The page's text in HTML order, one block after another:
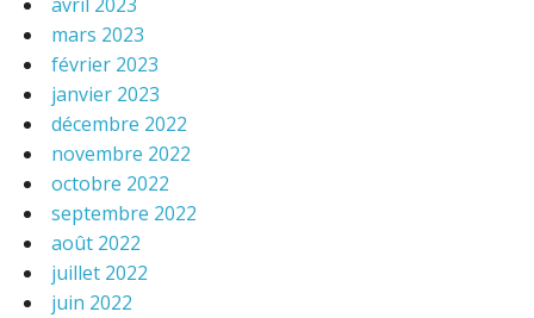
mars 2023
février 2023
janvier 2023
décembre 2022
novembre 2022
octobre 2022
septembre 2022
août 2022
juillet 2022
juin 2022